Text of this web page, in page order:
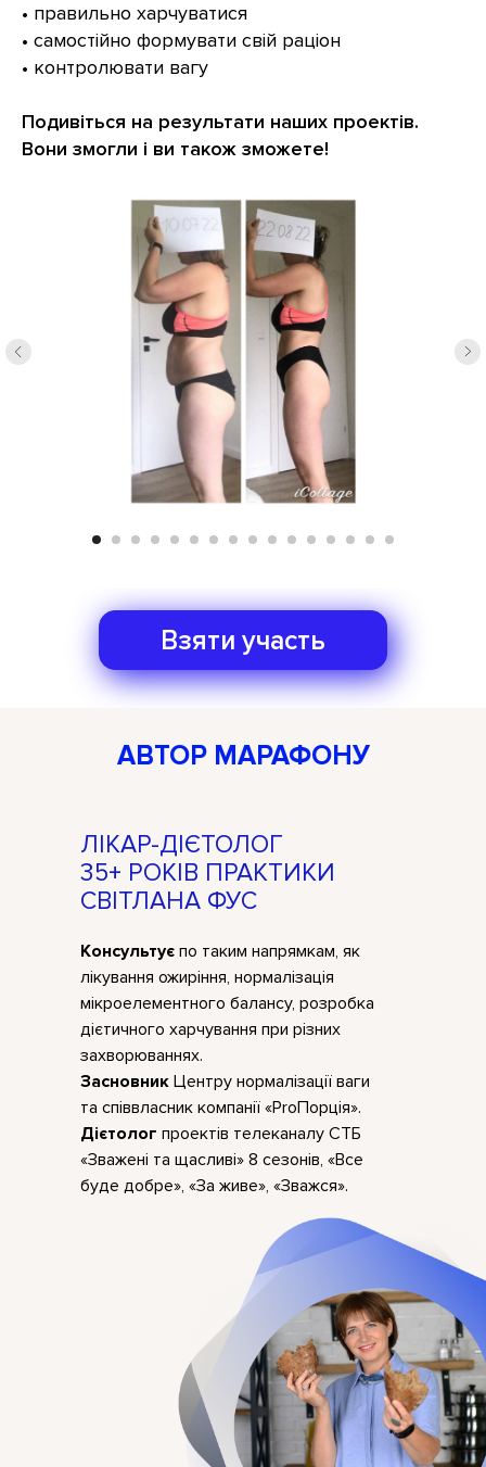
• правильно харчуватися
• самостійно формувати свій раціон
• контролювати вагу
Подивіться на результати наших проектів.
Вони змогли і ви також зможете!
Взяти участь
АВТОР МАРАФОНУ
Консультує по таким напрямкам, як
лікування ожиріння, нормалізація
мікроелементного балансу, розробка
дієтичного харчування при різних
захворюваннях.
Засновник Центру нормалізації ваги
та співвласник компанії «ProПорція».
Дієтолог проектів телеканалу СТБ
«Зважені та щасливі» 8 сезонів, «Все
буде добре», «За живе», «Зважся».
ЛІКАР-ДІЄТОЛОГ
35+ РОКІВ ПРАКТИКИ
СВІТЛАНА ФУС